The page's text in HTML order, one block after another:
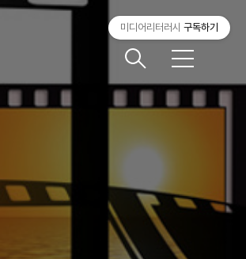
메
뉴
미디어리터러시 구독하기